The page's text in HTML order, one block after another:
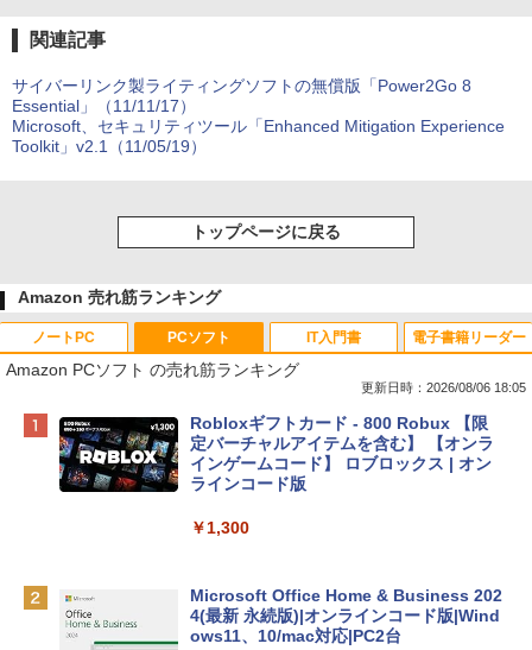
関連記事
サイバーリンク製ライティングソフトの無償版「Power2Go 8
Essential」（11/11/17）
Microsoft、セキュリティツール「Enhanced Mitigation Experience
Toolkit」v2.1（11/05/19）
トップページに戻る
Amazon 売れ筋ランキング
ノートPC
Apple 2026 MacBook Neo A18 Proチッ
プ搭載13インチノートブック：AIとAppl
e Intelligenceのために設計、Liquid Ret
inaディスプレイ、8GBユニファイドメモ
eTime HDカメラ、Touch ID - インディ
￥137,800
PCソフト
Amazon PCソフト の売れ筋ランキング
更新日時：2026/08/06 18:05
Robloxギフトカード - 800 Robux 【限
定バーチャルアイテムを含む】 【オンラ
インゲームコード】 ロブロックス | オン
ラインコード版
￥1,300
Microsoft Office Home & Business 202
4(最新 永続版)|オンラインコード版|Wind
ows11、10/mac対応|PC2台
IT入門書 電子書籍リーダー